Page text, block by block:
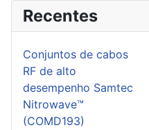
Recentes
Conjuntos de cabos
RF de alto
desempenho Samtec
Nitrowave™
(COMD193)